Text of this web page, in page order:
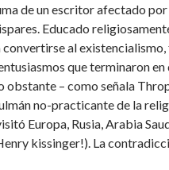
de un escritor afectado
Educado
al
que terminaron en
– como señala
no-practicante de la
Europa, Rusia, Arabia
kissinger!). La